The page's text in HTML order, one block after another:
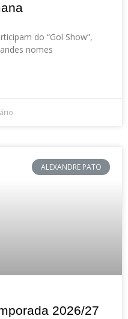
do “Gol Show”,
nomes
ALEXANDRE PATO
2026/27